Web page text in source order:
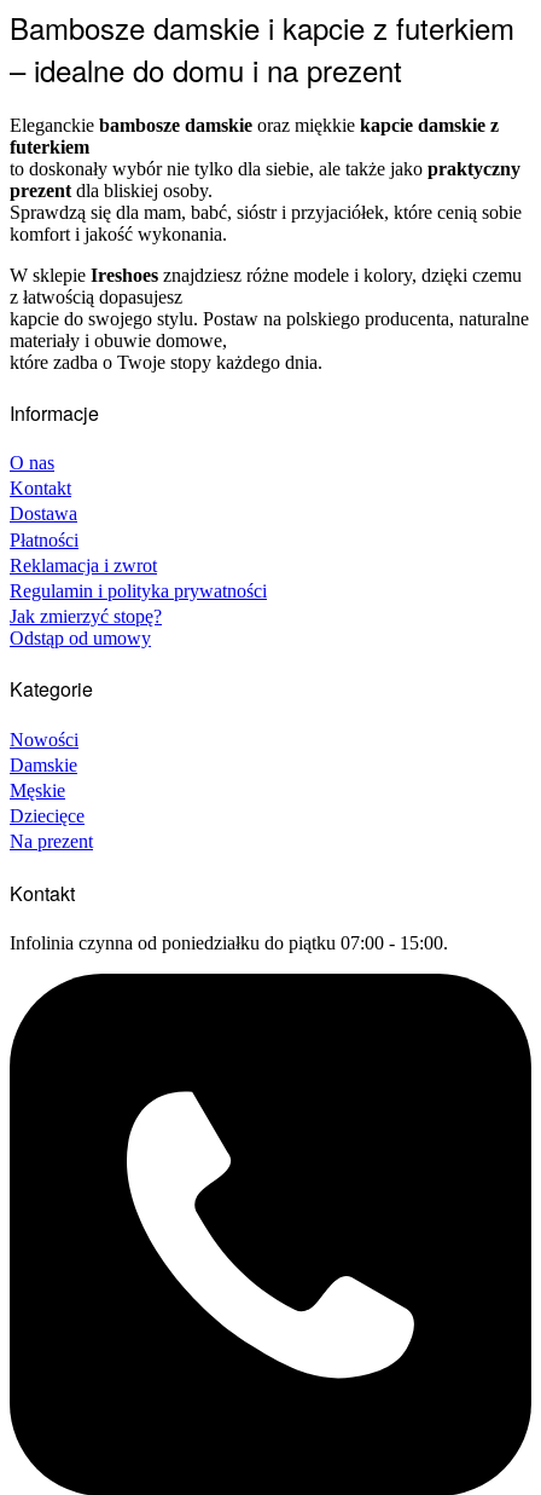
Bambosze damskie i kapcie z futerkiem
– idealne do domu i na prezent
Eleganckie bambosze damskie oraz miękkie kapcie damskie z
futerkiem
to doskonały wybór nie tylko dla siebie, ale także jako praktyczny
prezent dla bliskiej osoby.
Sprawdzą się dla mam, babć, sióstr i przyjaciółek, które cenią sobie
komfort i jakość wykonania.
W sklepie Ireshoes znajdziesz różne modele i kolory, dzięki czemu
z łatwością dopasujesz
kapcie do swojego stylu. Postaw na polskiego producenta, naturalne
materiały i obuwie domowe,
które zadba o Twoje stopy każdego dnia.
Informacje
O nas
Kontakt
Dostawa
Płatności
Reklamacja i zwrot
Regulamin i polityka prywatności
Jak zmierzyć stopę?
Odstąp od umowy
Kategorie
Nowości
Damskie
Męskie
Dziecięce
Na prezent
Kontakt
Infolinia czynna od poniedziałku do piątku 07:00 - 15:00.